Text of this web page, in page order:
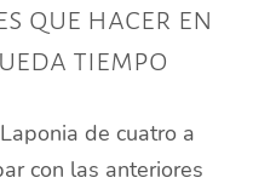
que hacer en
tiempo
de cuatro a
con las anteriores